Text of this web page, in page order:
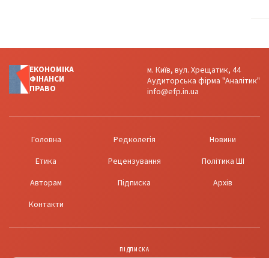
ЕКОНОМІКА
ФІНАНСИ
ПРАВО
м. Київ, вул. Хрещатик, 44
Аудиторська фірма "Аналітик"
info@efp.in.ua
Головна Редколегія
Новини
Етика
Рецензування
Політика ШІ
Авторам
Підписка
Архів
Контакти
ПІДПИСКА